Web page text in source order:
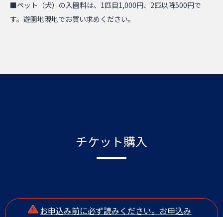
■ペット（犬）の入園料は、1匹目1,000円、2匹以降500円で
す。遊園地現地でお買い求めください。
チケット購入
お申込み前に必ず読みください。お申込み